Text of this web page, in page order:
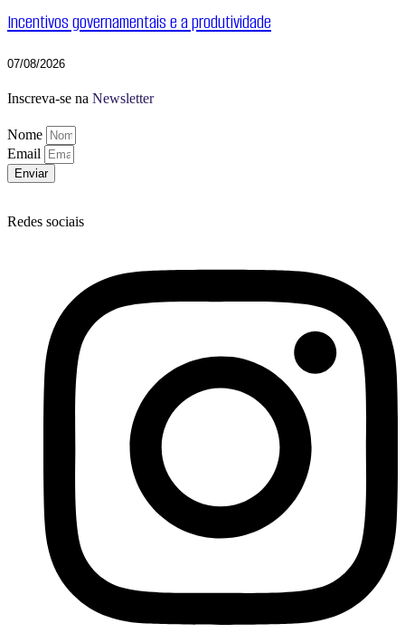
Incentivos governamentais e a produtividade
07/08/2026
Inscreva-se na Newsletter
Nome
Email
Enviar
Redes sociais